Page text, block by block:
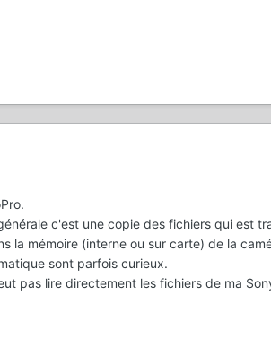
c'est une copie des fichiers qui est
la mémoire (interne ou sur carte) de la
sont parfois curieux.
pas lire directement les fichiers de ma